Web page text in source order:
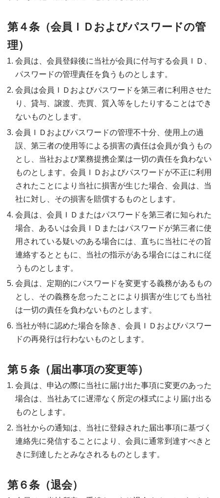
第４条（会員ＩＤおよびパスワードの管
理）
会員は、会員登録後に当社が会員に付与する会員ＩＤ、
パスワードの管理責任を負うものとします。
会員は会員ＩＤおよびパスワードを第三者に利用させた
り、貸与、譲渡、売買、質入等をしたりすることはでき
ないものとします。
会員ＩＤおよびパスワードの管理不十分、使用上の過
誤、第三者の使用等による損害の責任は会員が負うもの
とし、当社および業務提携企業は一切の責任を負わない
ものとします。会員ＩＤおよびパスワードが不正に利用
されたことにより当社に損害が生じた場合、会員は、当
社に対し、その損害を賠償するものとします。
会員は、会員ＩＤまたはパスワードを第三者に知られた
場合、あるいは会員ＩＤまたはパスワードが第三者に使
用されている疑いのある場合には、直ちに当社にその旨
連絡するとともに、当社の指示がある場合にはこれに従
うものとします。
会員は、定期的にパスワードを変更する義務があるもの
とし、その義務を怠ったことにより損害が生じても当社
は一切の責任を負わないものとします。
当社が特に認めた場合を除き、会員ＩＤおよびパスワー
ドの再発行は行わないものとします。
第５条（届出事項の変更等）
会員は、申込の際に当社に届け出た事項に変更のあった
場合は、当社あてに遅滞なく所定の様式により届け出る
ものとします。
当社からの通知は、当社に登録された届出事項に基づく
連絡先に発信することにより、会員に通常到達すべきと
きに到達したとみなされるものとします。
第６条（退会）